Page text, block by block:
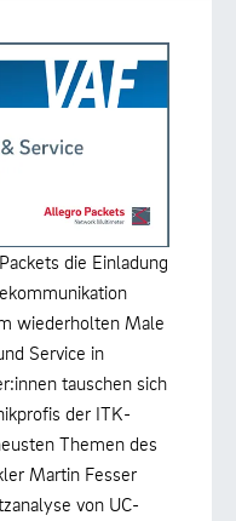
die Einladung
wiederholten Male
Service in
tauschen sich
der ITK-
Themen des
Martin Fesser
von UC-